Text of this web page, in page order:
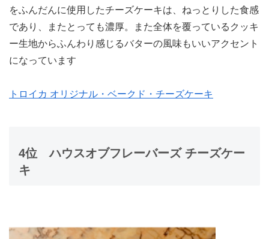
をふんだんに使用したチーズケーキは、ねっとりした食感
であり、またとっても濃厚。また全体を覆っているクッキ
ー生地からふんわり感じるバターの風味もいいアクセント
になっています
トロイカ オリジナル・ベークド・チーズケーキ
4位ハウスオブフレーバーズ チーズケー
キ